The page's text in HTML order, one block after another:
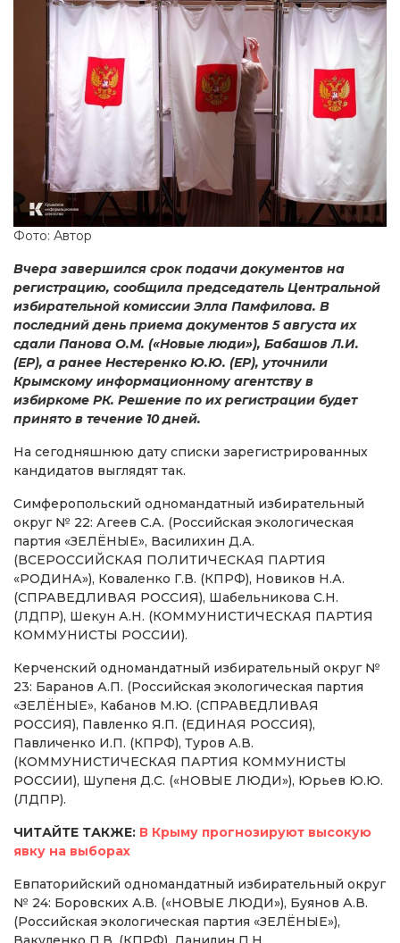
Фото: Автор
Вчера завершился срок подачи документов на
регистрацию, сообщила председатель Центральной
избирательной комиссии Элла Памфилова. В
последний день приема документов 5 августа их
сдали Панова О.М. («Новые люди»), Бабашов Л.И.
(ЕР), а ранее Нестеренко Ю.Ю. (ЕР), уточнили
Крымскому информационному агентству в
избиркоме РК. Решение по их регистрации будет
принято в течение 10 дней.
На сегодняшнюю дату списки зарегистрированных
кандидатов выглядят так.
Симферопольский одномандатный избирательный
округ № 22: Агеев С.А. (Российская экологическая
партия «ЗЕЛЁНЫЕ», Василихин Д.А.
(ВСЕРОССИЙСКАЯ ПОЛИТИЧЕСКАЯ ПАРТИЯ
«РОДИНА»), Коваленко Г.В. (КПРФ), Новиков Н.А.
(СПРАВЕДЛИВАЯ РОССИЯ), Шабельникова С.Н.
(ЛДПР), Шекун А.Н. (КОММУНИСТИЧЕСКАЯ ПАРТИЯ
КОММУНИСТЫ РОССИИ).
Керченский одномандатный избирательный округ №
23: Баранов А.П. (Российская экологическая партия
«ЗЕЛЁНЫЕ», Кабанов М.Ю. (СПРАВЕДЛИВАЯ
РОССИЯ), Павленко Я.П. (ЕДИНАЯ РОССИЯ),
Павличенко И.П. (КПРФ), Туров А.В.
(КОММУНИСТИЧЕСКАЯ ПАРТИЯ КОММУНИСТЫ
РОССИИ), Шупеня Д.С. («НОВЫЕ ЛЮДИ»), Юрьев Ю.Ю.
(ЛДПР).
ЧИТАЙТЕ ТАКЖЕ: В Крыму прогнозируют высокую
явку на выборах
Евпаторийский одномандатный избирательный округ
№ 24: Боровских А.В. («НОВЫЕ ЛЮДИ»), Буянов А.В.
(Российская экологическая партия «ЗЕЛЁНЫЕ»),